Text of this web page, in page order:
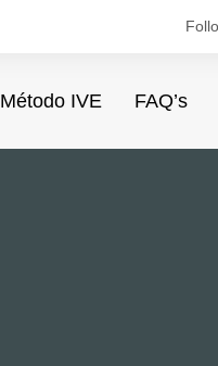
Método IVE FAQ’s